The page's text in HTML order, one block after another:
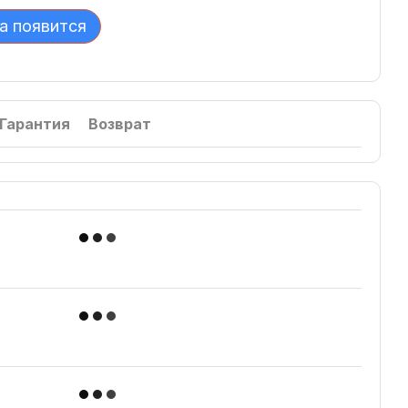
появится
Гарантия Возврат